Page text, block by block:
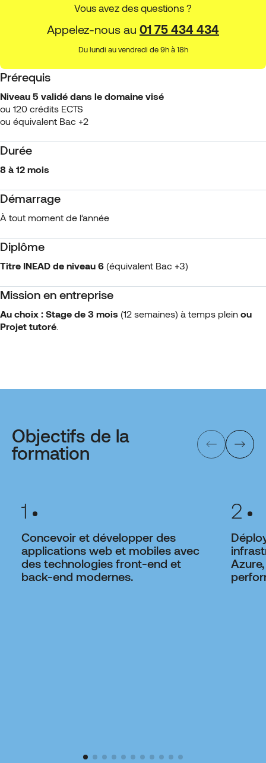
Vous avez des questions ?
Appelez-nous au 01 75 434 434
Du lundi au vendredi de 9h à 18h
Prérequis
Niveau 5 validé dans le domaine visé
ou 120 crédits ECTS
ou équivalent Bac +2
Durée
8 à 12 mois
Démarrage
À tout moment de l’année
Diplôme
Titre INEAD de niveau 6 (équivalent Bac +3)
Mission en entreprise
Au choix : Stage de 3 mois (12 semaines) à temps plein ou
Projet tutoré
Objectifs de la
formation
1
Concevoir et développer des
applications web et mobiles avec
des technologies front-end et
back-end modernes.
2